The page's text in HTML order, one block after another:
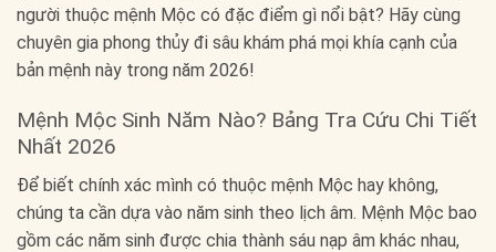
người thuộc mệnh Mộc có đặc điểm gì nổi bật? Hãy cùng
chuyên gia phong thủy đi sâu khám phá mọi khía cạnh của
bản mệnh này trong năm 2026!
Mệnh Mộc Sinh Năm Nào? Bảng Tra Cứu Chi Tiết
Nhất 2026
Để biết chính xác mình có thuộc mệnh Mộc hay không,
chúng ta cần dựa vào năm sinh theo lịch âm. Mệnh Mộc bao
gồm các năm sinh được chia thành sáu nạp âm khác nhau,